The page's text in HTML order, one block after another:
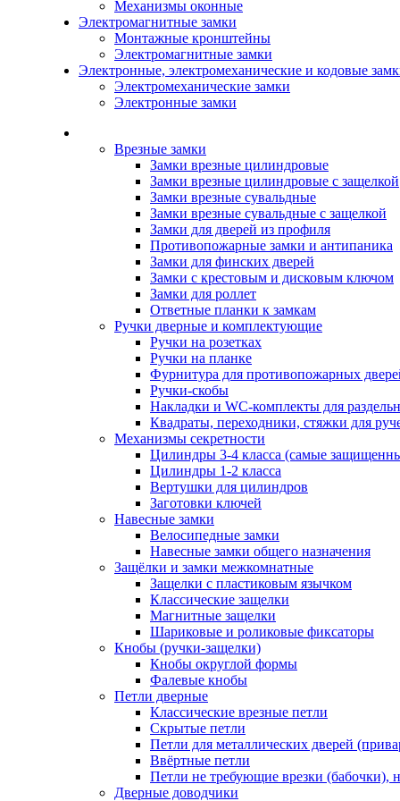
Механизмы оконные
Электромагнитные замки
Монтажные кронштейны
Электромагнитные замки
Электронные, электромеханические и кодовые
Электромеханические замки
Электронные замки
Врезные замки
Замки врезные цилиндровые
Замки врезные цилиндровые с защелкой
Замки врезные сувальдные
Замки врезные сувальдные с защелкой
Замки для дверей из профиля
Противопожарные замки и антипаника
Замки для финских дверей
Замки с крестовым и дисковым ключом
Замки для роллет
Ответные планки к замкам
Ручки дверные и комплектующие
Ручки на розетках
Ручки на планке
Фурнитура для противопожарных
Ручки-скобы
Накладки и WC-комплекты для
Квадраты, переходники, стяжки для
Механизмы секретности
Цилиндры 3-4 класса (самые
Цилиндры 1-2 класса
Вертушки для цилиндров
Заготовки ключей
Навесные замки
Велосипедные замки
Навесные замки общего назначения
Защёлки и замки межкомнатные
Защелки с пластиковым язычком
Классические защелки
Магнитные защелки
Шариковые и роликовые фиксаторы
Кнобы (ручки-защелки)
Кнобы округлой формы
Фалевые кнобы
Петли дверные
Классические врезные петли
Скрытые петли
Петли для металлических дверей
Ввёртные петли
Петли не требующие врезки (бабочки),
Дверные доводчики